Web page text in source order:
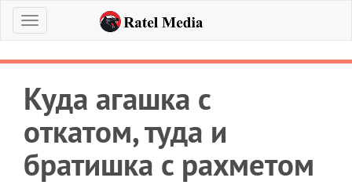
Меню
Куда агашка с
откатом, туда и
братишка с рахметом